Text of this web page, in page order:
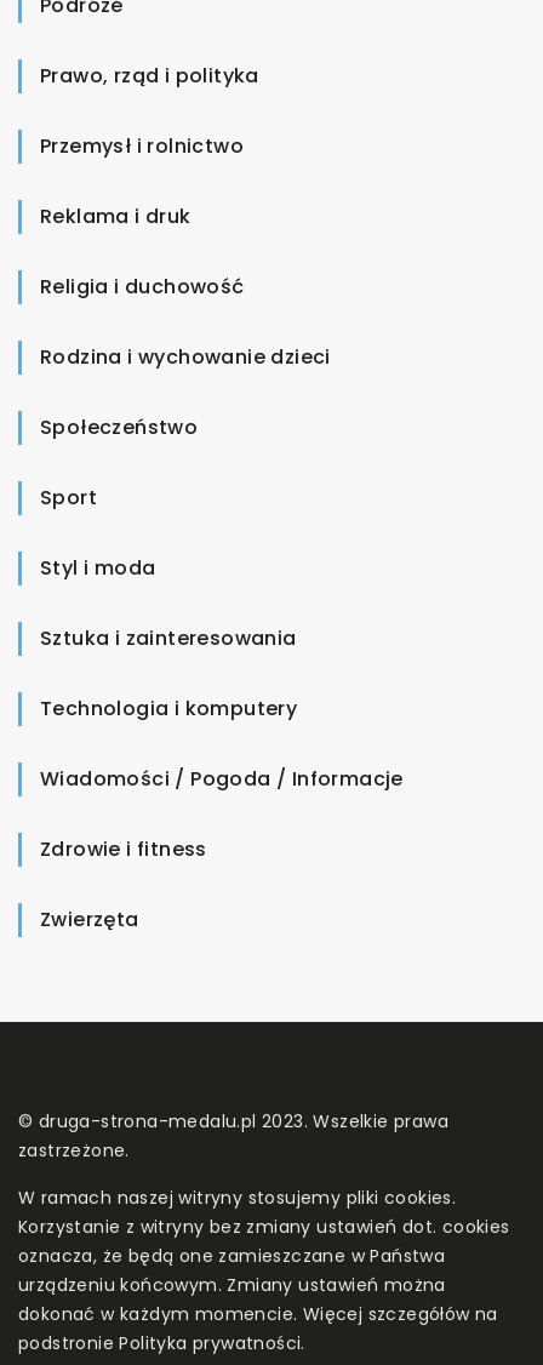
Prawo, rząd i polityka
Przemysł i rolnictwo
Reklama i druk
Religia i duchowość
Rodzina i wychowanie dzieci
Społeczeństwo
Sport
Styl i moda
Sztuka i zainteresowania
Technologia i komputery
Wiadomości / Pogoda / Informacje
Zdrowie i fitness
Zwierzęta
© druga-strona-medalu.pl 2023. Wszelkie prawa
zastrzeżone.
W ramach naszej witryny stosujemy pliki cookies.
Korzystanie z witryny bez zmiany ustawień dot. cookies
oznacza, że będą one zamieszczane w Państwa
urządzeniu końcowym. Zmiany ustawień można
dokonać w każdym momencie. Więcej szczegółów na
podstroniePolityka prywatności.